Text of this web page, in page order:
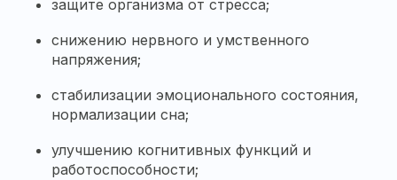
защите организма от стресса;
снижению нервного и умственного
напряжения;
стабилизации эмоционального состояния,
нормализации сна;
улучшению когнитивных функций и
работоспособности;